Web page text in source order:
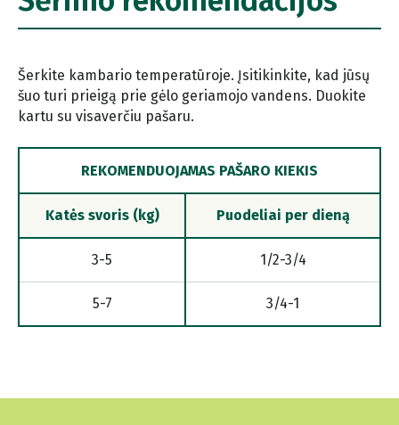
Šerkite kambario temperatūroje. Įsitikinkite, kad jūsų
šuo turi prieigą prie gėlo geriamojo vandens. Duokite
kartu su visaverčiu pašaru.
REKOMENDUOJAMAS PAŠARO KIEKIS
Katės svoris (kg) Puodeliai per dieną
3-5 1/2-3/4
5-7 3/4-1